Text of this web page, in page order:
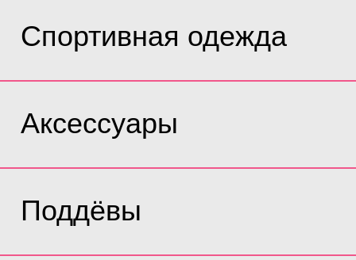
Спортивная одежда
Аксессуары
Поддёвы